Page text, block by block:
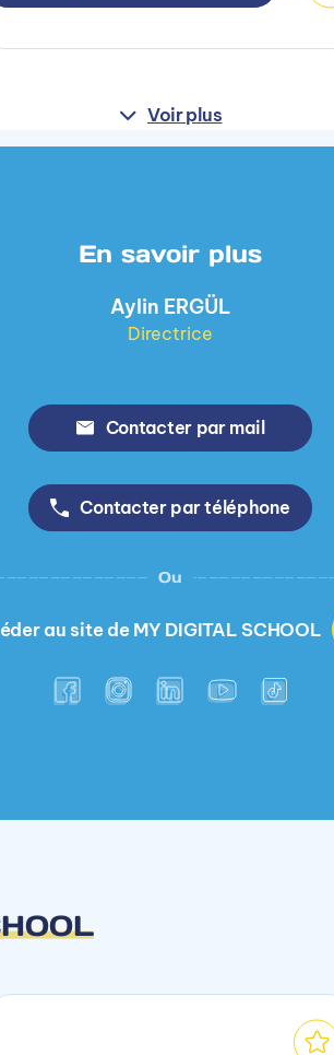
Voir plus
En savoir plus
Aylin ERGÜL
Directrice
Contacter par mail
Contacter par téléphone
Ou
au site de MY DIGITAL SCHOOL